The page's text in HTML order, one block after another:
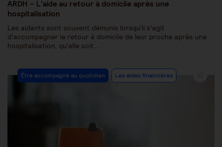
ARDH – L’aide au retour à domicile après une
hospitalisation
Les aidants sont souvent démunis lorsqu’il s’agit
d’accompagner le retour à domicile de leur proche après une
hospitalisation, qu’elle soit…
Être accompagné au quotidien Les aides financières